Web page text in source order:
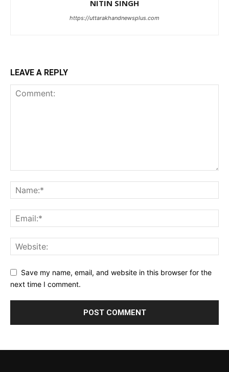
NITIN SINGH
https://uttarakhandnewsplus.com
LEAVE A REPLY
Save my name, email, and website in this browser for the
next time I comment.